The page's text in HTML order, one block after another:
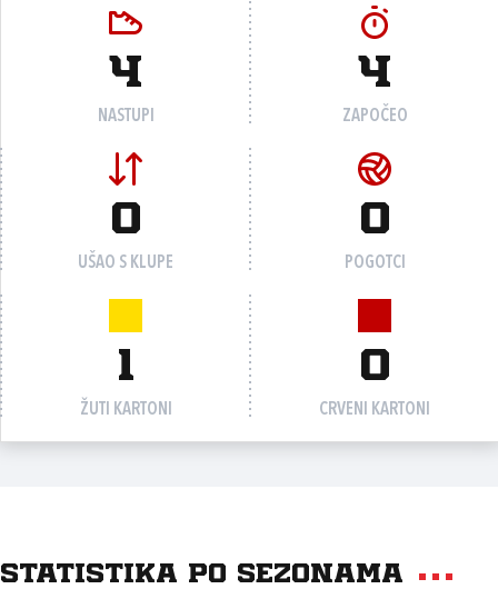
4
NASTUPI
4
ZAPOČEO
0
UŠAO S KLUPE
0
POGOTCI
1
ŽUTI KARTONI
0
CRVENI KARTONI
Statistika po sezonama